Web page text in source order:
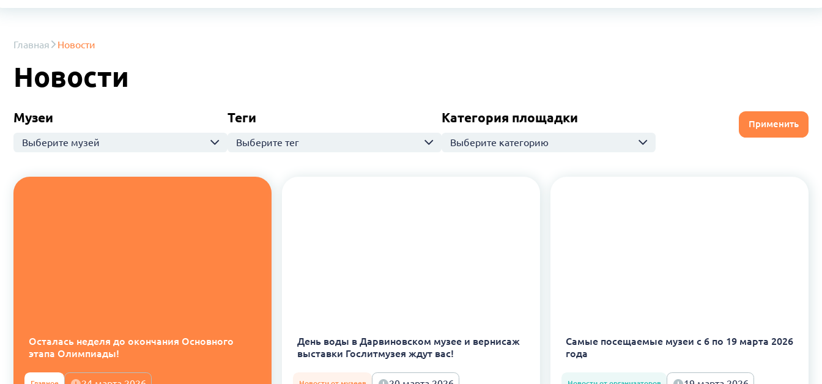
Главная Новости
Новости
Музеи
Выберите музей
Теги
Выберите тег
Категория площадки
Выберите категорию
Применить
Осталась неделя до окончания Основного
этапа Олимпиады!
День воды в Дарвиновском музее и вернисаж
выставки Гослитмузея ждут вас!
Самые посещаемые музеи с 6 по 19 марта 2026
года